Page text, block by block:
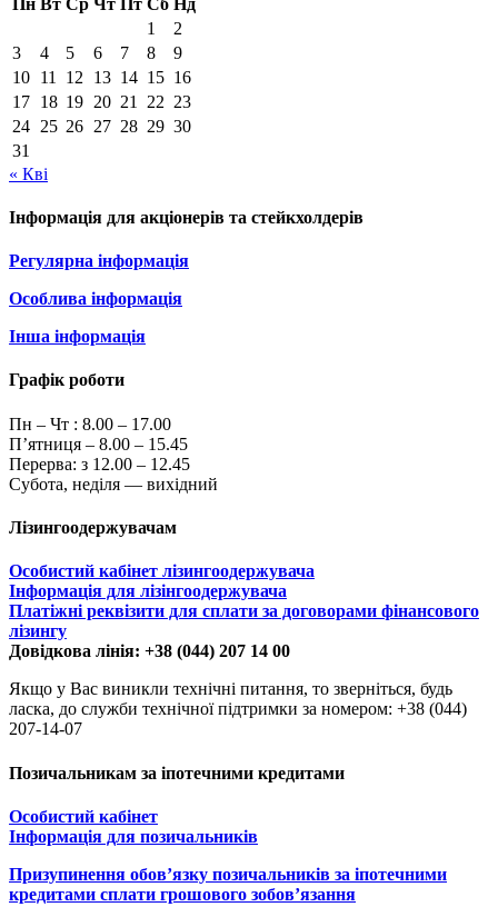
1
2
3
4 5 6 7 8
9
10 11 12 13 14 15 16
17 18 19 20 21 22 23
24 25 26 27 28 29 30
31
« Кві
Інформація для акціонерів та стейкхолдерів
Регулярна інформація
Особлива інформація
Інша інформація
Графік роботи
Пн – Чт : 8.00 – 17.00
П’ятниця – 8.00 – 15.45
Перерва: з 12.00 – 12.45
Субота, неділя — вихідний
Лізингоодержувачам
Особистий кабінет лізингоодержувача
Інформація для лізінгоодержувача
Платіжні реквізити для сплати за договорами фінансового
лізингу
Довідкова лінія: +38 (044) 207 14 00
Якщо у Вас виникли технічні питання, то зверніться, будь
ласка, до служби технічної підтримки за номером: +38 (044)
207-14-07
Позичальникам за іпотечними кредитами
Особистий кабінет
Інформація для позичальників
Призупинення обов’язку позичальників за іпотечними
кредитами сплати грошового зобов’язання